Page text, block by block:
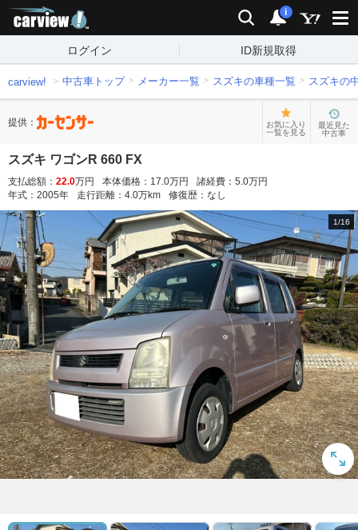
検索 通知
i
ログイン ID新規取得
carview! 中古車トップ メーカー一覧 スズキの車種一覧 スズキの
提供：
お気に入り
一覧を見る
最近見た
中古車
スズキ ワゴンR 660 FX
支払総額： 22.0万円 本体価格： 17.0万円 諸経費： 5.0万円
年式： 2005年 走行距離： 4.0万km 修復歴： なし
1/16